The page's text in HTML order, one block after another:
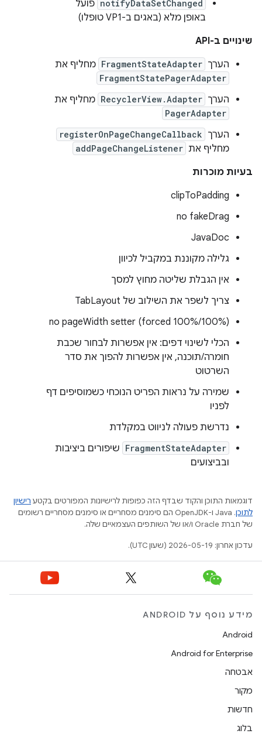
notifyDataSetChanged פועל
באופן מלא (באגים ב-VP1 טופלו)
שינויים ב-API
הערך FragmentStateAdapter מחליף את
FragmentStatePagerAdapter
הערך RecyclerView.Adapter מחליף את
PagerAdapter
הערך registerOnPageChangeCallback
מחליף את addPageChangeListener
בעיות מוכרות
clipToPadding
no fakeDrag
JavaDoc
גלילה מקוננת במקביל לכיוון
אין הגבלת שליטה מחוץ למסך
צריך לשפר את השילוב של TabLayout
no pageWidth setter (forced 100%/100%)
הכלי לשינוי דפים: אין אפשרות לבחור שכבת
חומרה/תוכנה, אין אפשרות להפוך את סדר
השרטוט
שמירה על נראות הפריט הנוכחי כשמוסיפים דף
לפניו
נדרשת פעולה לניווט במקלדת
FragmentStateAdapter שיפורים ביציבות
ובביצועים
דוגמאות התוכן והקוד שבדף הזה כפופות לרישיונות המפורטים בקטע רישיון
לתוכן
.‏ Java ו-OpenJDK הם סימנים מסחריים או סימנים מסחריים רשומים
של חברת Oracle ו/או של השותפים העצמאיים שלה.
עדכון אחרון: 2026-05-19 (שעון UTC).
מידע נוסף על ANDROID
Android
Android for Enterprise
אבטחה
מקור
חדשות
בלוג